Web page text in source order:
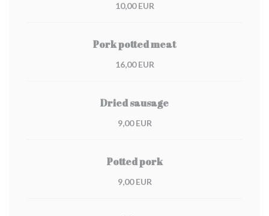
10,00 EUR
Pork potted meat
16,00 EUR
Dried sausage
9,00 EUR
Potted pork
9,00 EUR